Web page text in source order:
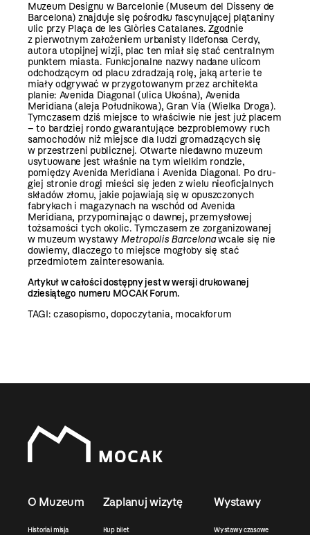
Muzeum Designu w Barcelonie (Museum del Disseny de
Barcelona) znajduje się pośrodku fascynującej plątaniny
ulic przy Plaça de les Glòries Catalanes. Zgodnie
z pierwotnym założeniem urbanisty Ildefonsa Cerdy,
autora uto­pijnej wizji, plac ten miał się stać centralnym
punktem miasta. Funkcjonalne nazwy nadane ulicom
odchodzącym od placu zdradzają rolę, jaką arterie te
miały odgrywać w przygotowa­nym przez architekta
planie: Avenida Diago­nal (ulica Ukośna), Avenida
Meridiana (aleja Południkowa), Gran Vía (Wielka Droga).
Tym­czasem dziś miejsce to właściwie nie jest już placem
– to bardziej rondo gwarantujące bezproblemowy ruch
samochodów niż miejsce dla ludzi gromadzących się
w przestrzeni publicz­nej. Otwarte niedawno muzeum
usytuowane jest właśnie na tym wielkim rondzie,
pomiędzy Avenida Meridiana i Avenida Diagonal. Po dru­
giej stronie drogi mieści się jeden z wielu nie­oficjalnych
składów złomu, jakie pojawiają się w opuszczonych
fabrykach i magazynach na wschód od Avenida
Meridiana, przypominając o dawnej, przemysłowej
tożsamości tych oko­lic. Tymczasem ze zorganizowanej
w muzeum wystawy Metropolis Barcelonawcale się nie
do­wiemy, dlaczego to miejsce mogłoby się stać
przedmiotem zainteresowania.
Artykuł w całości dostępny jest w wersji drukowanej
dziesiątego numeru MOCAK Forum.
TAGI:czasopismo, dopoczytania, mocakforum
O Muzeum
Historia i misja
Zaplanuj wizytę
Kup bilet
Wystawy
Wystawy czasowe